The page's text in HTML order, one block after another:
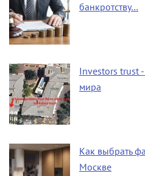
банкротству…
Investors trust
мира
Как выбрать
Москве